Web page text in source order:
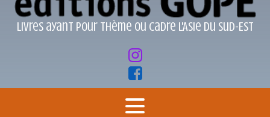
Livres ayant pour thème ou cadre l'Asie du Sud-Est